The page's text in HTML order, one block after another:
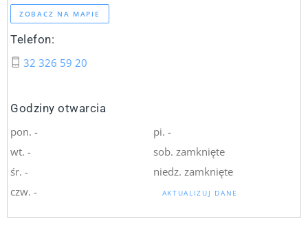
ZOBACZ NA MAPIE
Telefon:
32 326 59 20
Godziny otwarcia
pon. -
wt. -
śr. -
czw. -
pi. -
sob. zamknięte
niedz. zamknięte
AKTUALIZUJ DANE